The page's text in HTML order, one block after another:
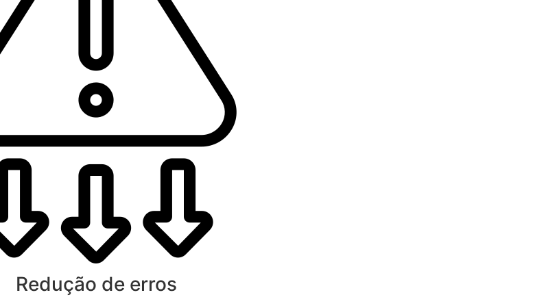
Redução de erros